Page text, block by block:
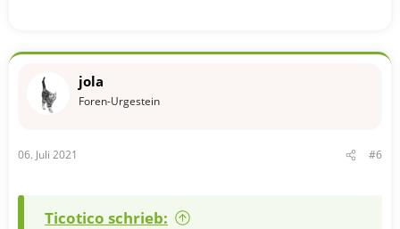
jola
Foren-Urgestein
06. Juli 2021 #6
Ticotico schrieb: